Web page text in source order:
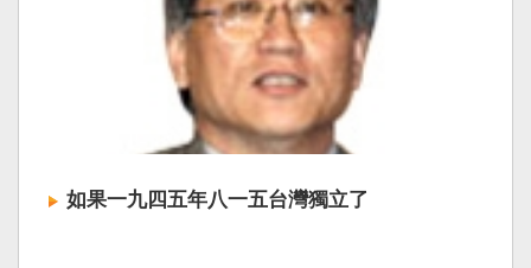
如果一九四五年八一五台灣獨立了